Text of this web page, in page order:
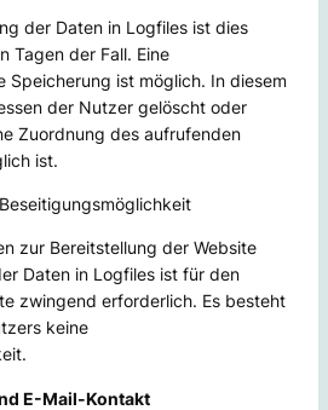
der Daten in Logfiles ist dies
Tagen der Fall. Eine
Speicherung ist möglich. In diesem
der Nutzer gelöscht oder
Zuordnung des aufrufenden
ist.
zur Bereitstellung der Website
Daten in Logfiles ist für den
zwingend erforderlich. Es besteht
keine
E-Mail-Kontakt